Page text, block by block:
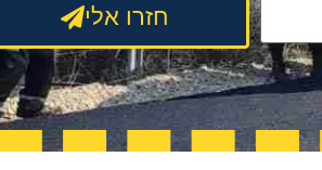
חזרו אלי